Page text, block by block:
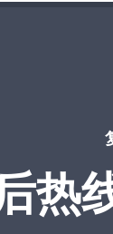
热